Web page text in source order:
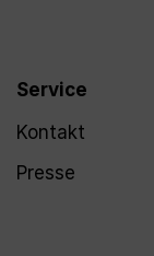
Service
Kontakt
Presse